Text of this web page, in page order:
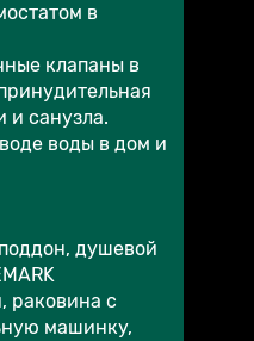
в
клапаны в
и санузла.
воды в дом и
душевой
раковина с
машинку,